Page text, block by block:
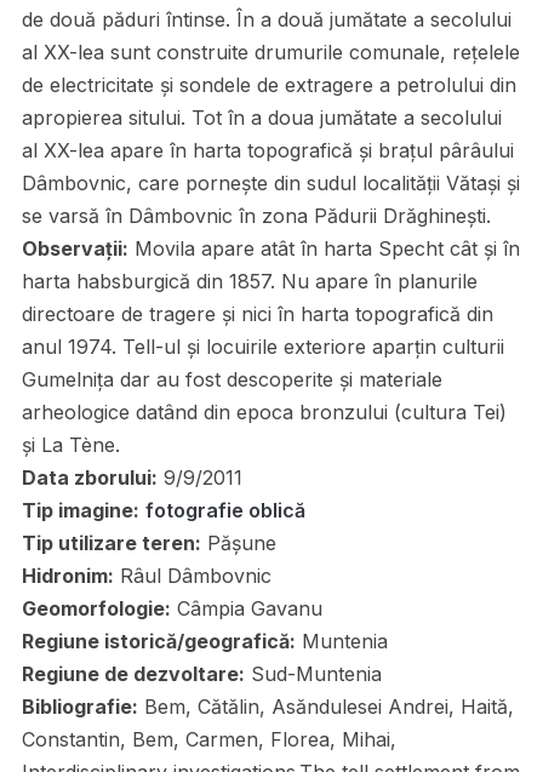
de două păduri întinse. În a două jumătate a secolului
al XX-lea sunt construite drumurile comunale, rețelele
de electricitate și sondele de extragere a petrolului din
apropierea sitului. Tot în a doua jumătate a secolului
al XX-lea apare în harta topografică și brațul pârâului
Dâmbovnic, care pornește din sudul localității Vătași și
se varsă în Dâmbovnic în zona Pădurii Drăghinești.
Observații: Movila apare atât în harta Specht cât și în
harta habsburgică din 1857. Nu apare în planurile
directoare de tragere și nici în harta topografică din
anul 1974. Tell-ul și locuirile exteriore aparțin culturii
Gumelnița dar au fost descoperite și materiale
arheologice datând din epoca bronzului (cultura Tei)
și La Tène.
Data zborului: 9/9/2011
Tip imagine: fotografie oblică
Tip utilizare teren: Pășune
Hidronim: Râul Dâmbovnic
Geomorfologie: Câmpia Gavanu
Regiune istorică/geografică: Muntenia
Regiune de dezvoltare: Sud-Muntenia
Bibliografie: Bem, Cătălin, Asăndulesei Andrei, Haită,
Constantin, Bem, Carmen, Florea, Mihai,